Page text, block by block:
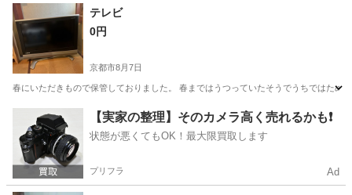
京都 京丹後市 京丹後大宮駅
テレビ
0円
京都市8月7日
春にいただきもので保管しておりました。 春まではうつっていたそうでうちではため
テレビ
【実家の整理】そのカメラ高く売れるかも❗️
状態が悪くてもOK！最大限買取します
プリフラ Ad